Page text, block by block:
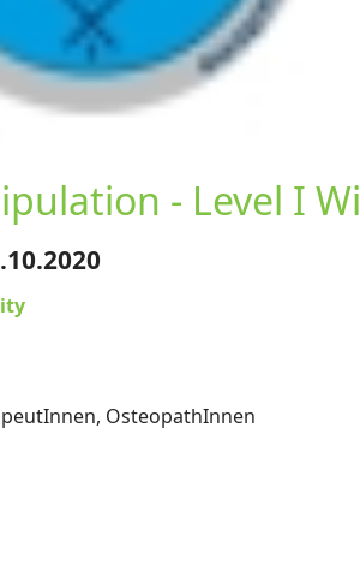
- Level I
OsteopathInnen